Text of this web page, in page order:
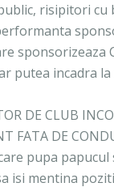
risipitori cu
sponsorizeaza
putea incadra
DE CLUB
FATA DE
pupa papucul
isi mentina